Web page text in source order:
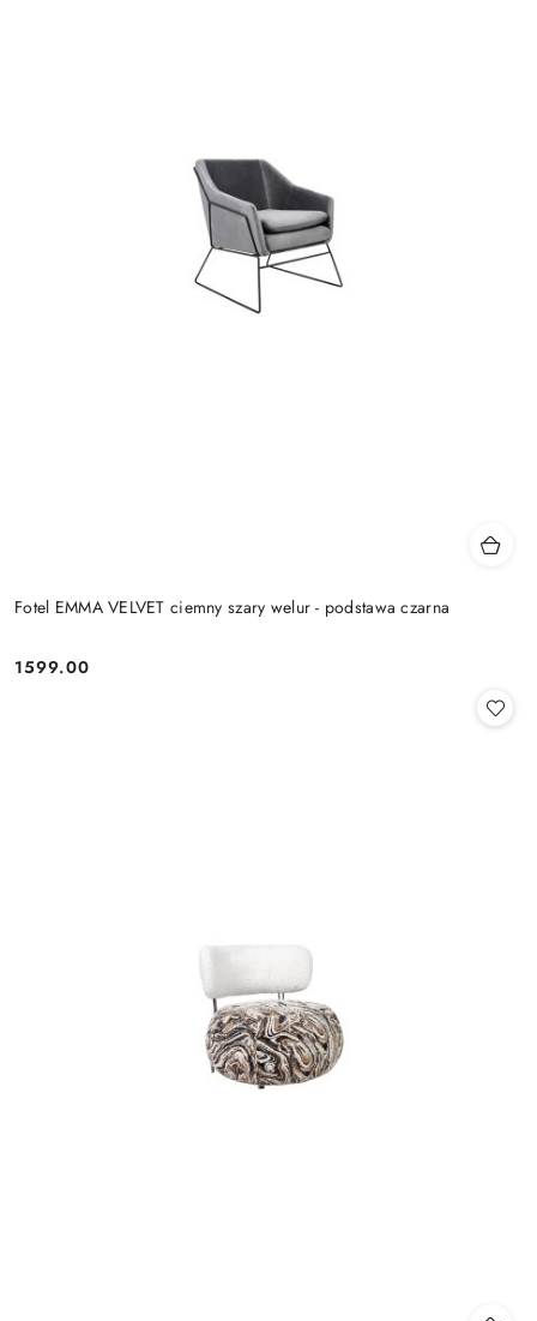
Fotel EMMA VELVET ciemny szary welur - podstawa czarna
Cena:
1599.00